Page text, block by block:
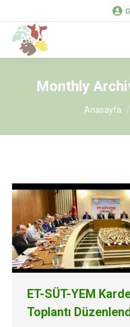
Monthly
You are
Anasayfa
ET-SÜT-YEM
Toplantı